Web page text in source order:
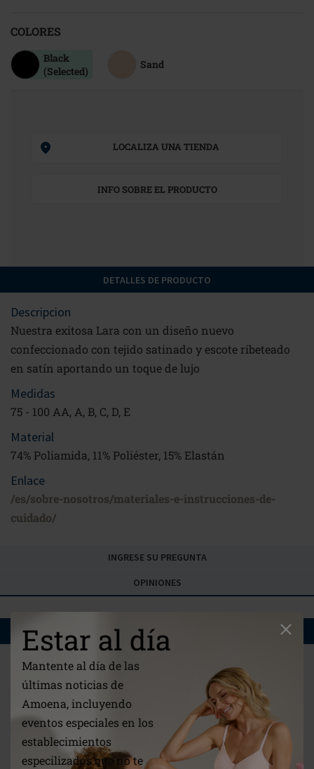
Estar al día
Mantente al día de las
últimas noticias de
Amoena, incluyendo
eventos especiales en los
establecimientos
especilizados que no te
COLORES
Black
(Selected)
Sand
LOCALIZA UNA TIENDA
INFO SOBRE EL PRODUCTO
DETALLES DE PRODUCTO
Descripcion
Nuestra exitosa Lara con un diseño nuevo
confeccionado con tejido satinado y escote ribeteado
en satín aportando un toque de lujo
Medidas
75 - 100 AA, A, B, C, D, E
Material
74% Poliamida, 11% Poliéster, 15% Elastán
Enlace
/es/sobre-nosotros/materiales-e-instrucciones-de-
cuidado/
INGRESE SU PREGUNTA
OPINIONES
QUIZAS LE INTERESE